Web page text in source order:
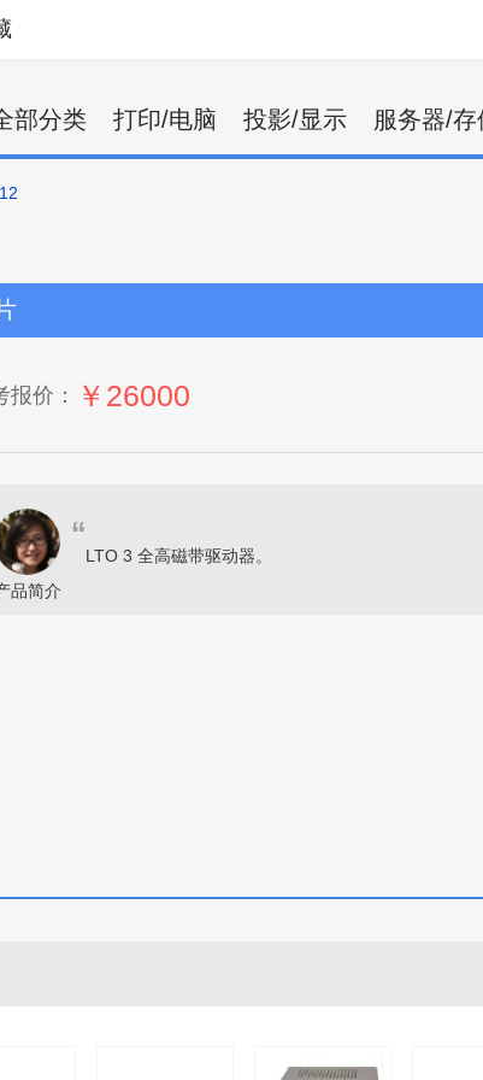
部分类 打印/电脑 投影/显示 服务器/存
报价： ￥26000
品简介
“
LTO 3 全高磁带驱动器。